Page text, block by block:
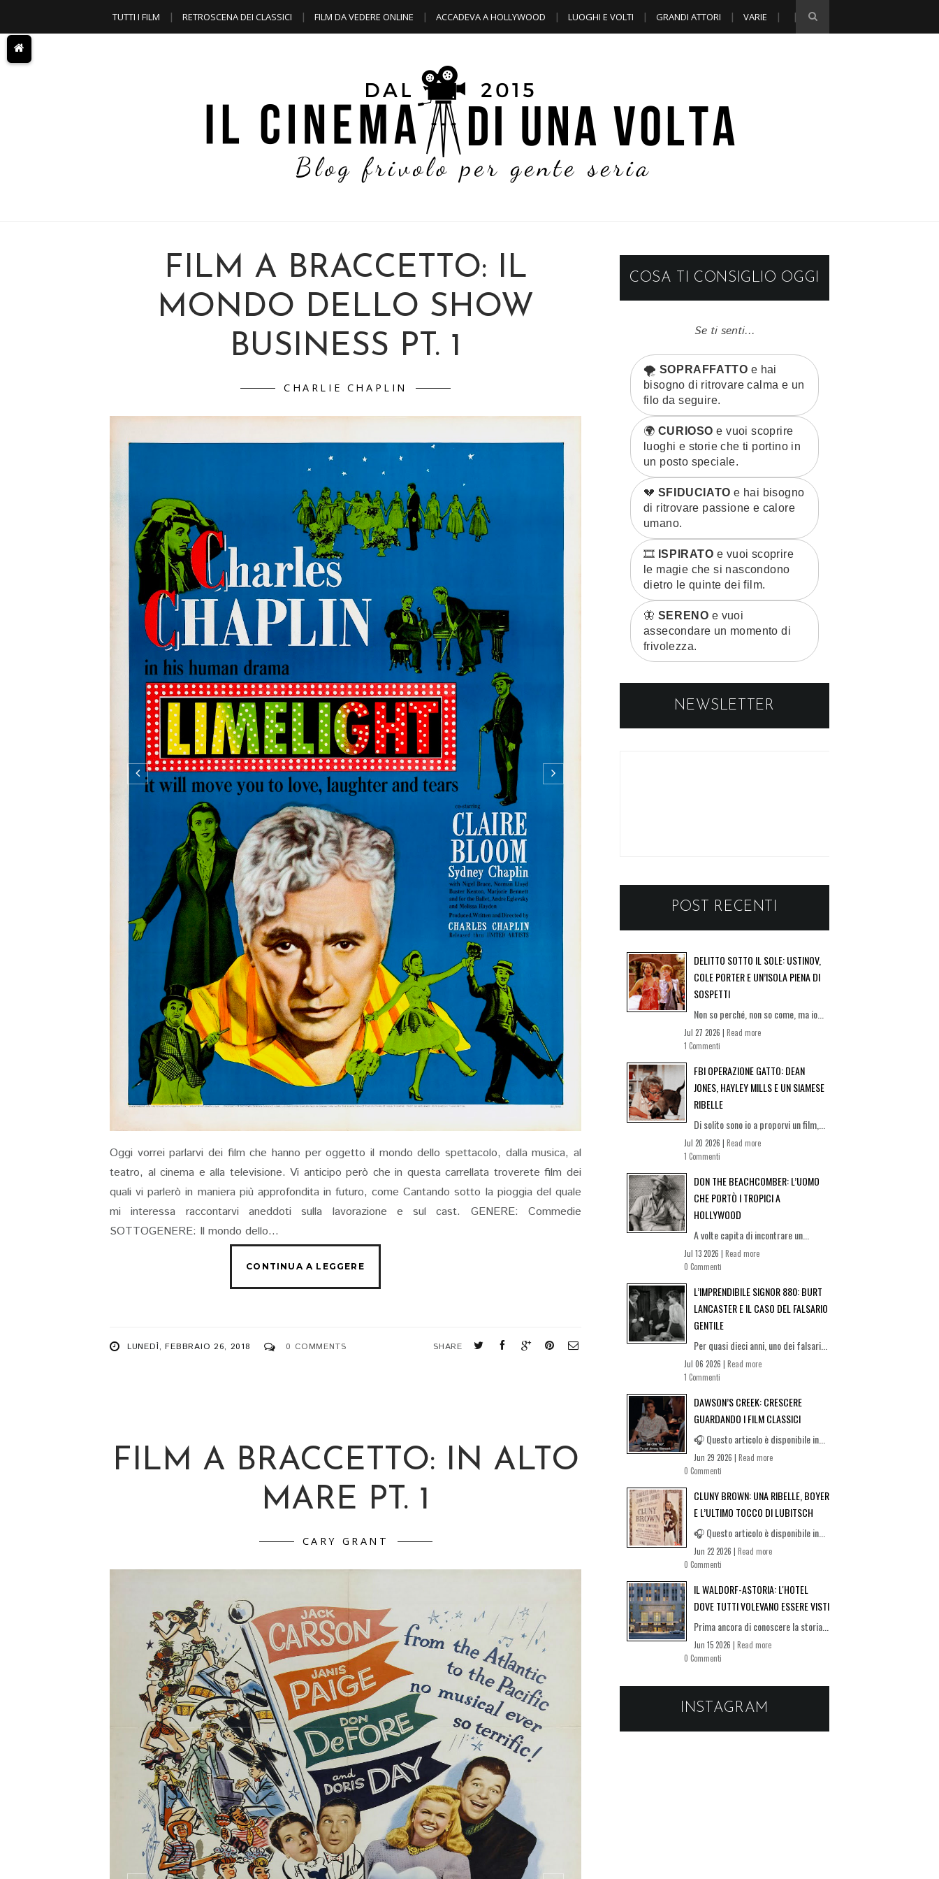
TUTTI I FILM RETROSCENA DEI CLASSICI FILM DA VEDERE ONLINE ACCADEVA A HOLLYWOOD LUOGHI E VOLTI GRANDI ATTORI VARIE
FILM A BRACCETTO: IL
MONDO DELLO SHOW
BUSINESS PT. 1
CHARLIE CHAPLIN
Oggi vorrei parlarvi dei film che hanno per oggetto il mondo dello spettacolo, dalla musica, al
teatro, al cinema e alla televisione. Vi anticipo però che in questa carrellata troverete film dei
quali vi parlerò in maniera più approfondita in futuro, come Cantando sotto la pioggia del quale
mi interessa raccontarvi aneddoti sulla lavorazione e sul cast. GENERE: Commedie
SOTTOGENERE: Il mondo dello...
LUNEDÌ, FEBBRAIO 26, 2018 0 COMMENTS SHARE
FILM A BRACCETTO: IN ALTO
MARE PT. 1
CARY GRANT
COSA TI CONSIGLIO OGGI
Se ti senti...
🌪️ SOPRAFFATTO e hai
bisogno di ritrovare calma e un
filo da seguire.
🌍 CURIOSO e vuoi scoprire
luoghi e storie che ti portino in
un posto speciale.
💔 SFIDUCIATO e hai bisogno
di ritrovare passione e calore
umano.
🎞️ ISPIRATO e vuoi scoprire
le magie che si nascondono
dietro le quinte dei film.
🦋 SERENO e vuoi
assecondare un momento di
frivolezza.
NEWSLETTER
POST RECENTI
DELITTO SOTTO IL SOLE: USTINOV,
COLE PORTER E UN’ISOLA PIENA DI
SOSPETTI
Non so perché, non so come, ma io...
Jul 27 2026 | Read more
1 Commenti
FBI OPERAZIONE GATTO: DEAN
JONES, HAYLEY MILLS E UN SIAMESE
RIBELLE
Di solito sono io a proporvi un film,...
Jul 20 2026 | Read more
1 Commenti
DON THE BEACHCOMBER: L’UOMO
CHE PORTÒ I TROPICI A
HOLLYWOOD
A volte capita di incontrare un...
Jul 13 2026 | Read more
0 Commenti
L’IMPRENDIBILE SIGNOR 880: BURT
LANCASTER E IL CASO DEL FALSARIO
GENTILE
Per quasi dieci anni, uno dei falsari...
Jul 06 2026 | Read more
1 Commenti
DAWSON’S CREEK: CRESCERE
GUARDANDO I FILM CLASSICI
🎧 Questo articolo è disponibile in...
Jun 29 2026 | Read more
0 Commenti
CLUNY BROWN: UNA RIBELLE, BOYER
E L’ULTIMO TOCCO DI LUBITSCH
🎧 Questo articolo è disponibile in...
Jun 22 2026 | Read more
0 Commenti
IL WALDORF-ASTORIA: L'HOTEL
DOVE TUTTI VOLEVANO ESSERE VISTI
Prima ancora di conoscere la storia...
Jun 15 2026 | Read more
0 Commenti
INSTAGRAM